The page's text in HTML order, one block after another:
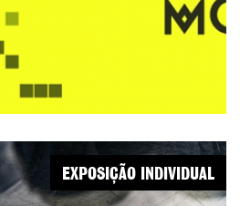
EXPOSIÇÃO INDIVIDUAL